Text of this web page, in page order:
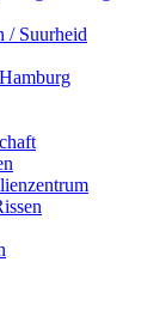
/ Suurheid